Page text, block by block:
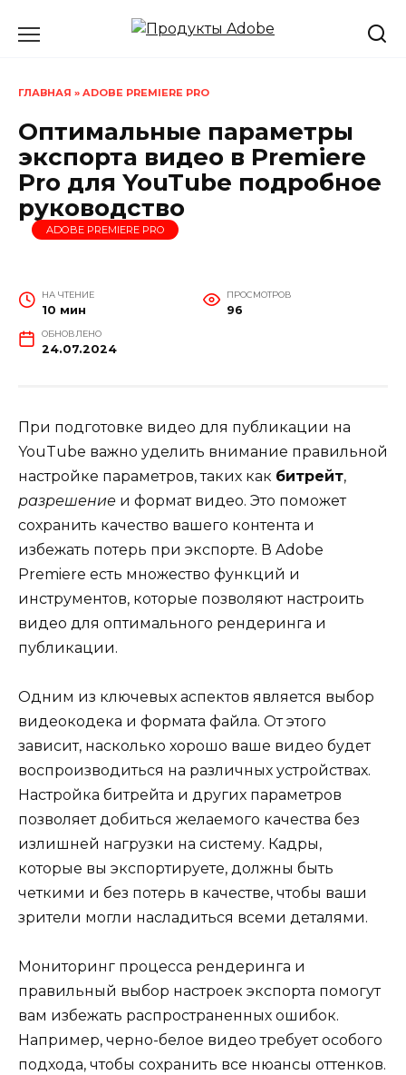
ГЛАВНАЯ » ADOBE PREMIERE PRO
Оптимальные параметры
экспорта видео в Premiere
Pro для YouTube подробное
руководство
ADOBE PREMIERE PRO
НА ЧТЕНИЕ
10 мин
ПРОСМОТРОВ
96
ОБНОВЛЕНО
24.07.2024
При подготовке видео для публикации на
YouTube важно уделить внимание правильной
настройке параметров, таких как битрейт,
разрешение и формат видео. Это поможет
сохранить качество вашего контента и
избежать потерь при экспорте. В Adobe
Premiere есть множество функций и
инструментов, которые позволяют настроить
видео для оптимального рендеринга и
публикации.
Одним из ключевых аспектов является выбор
видеокодека и формата файла. От этого
зависит, насколько хорошо ваше видео будет
воспроизводиться на различных устройствах.
Настройка битрейта и других параметров
позволяет добиться желаемого качества без
излишней нагрузки на систему. Кадры,
которые вы экспортируете, должны быть
четкими и без потерь в качестве, чтобы ваши
зрители могли насладиться всеми деталями.
Мониторинг процесса рендеринга и
правильный выбор настроек экспорта помогут
вам избежать распространенных ошибок.
Например, черно-белое видео требует особого
подхода, чтобы сохранить все нюансы оттенков.